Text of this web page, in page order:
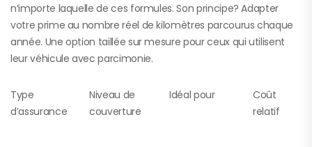
n’importe laquelle de ces formules. Son principe? Adapter
votre prime au nombre réel de kilomètres parcourus chaque
année. Une option taillée sur mesure pour ceux qui utilisent
leur véhicule avec parcimonie.
Type
d’assurance
Niveau de
couverture
Idéal pour
Coût
relatif